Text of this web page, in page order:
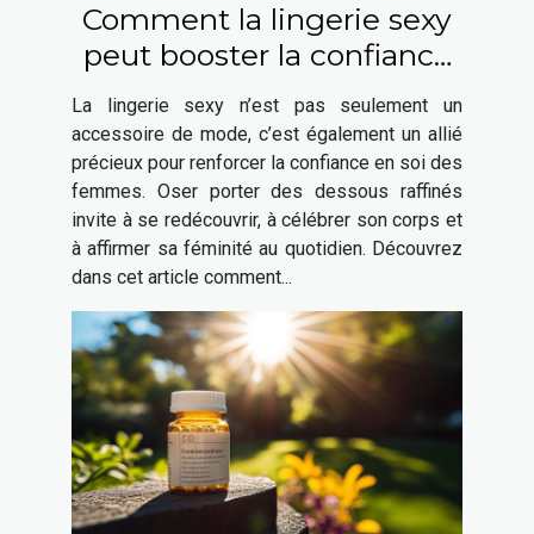
Comment la lingerie sexy
peut booster la confiance
en soi des femmes
La lingerie sexy n’est pas seulement un
accessoire de mode, c’est également un allié
précieux pour renforcer la confiance en soi des
femmes. Oser porter des dessous raffinés
invite à se redécouvrir, à célébrer son corps et
à affirmer sa féminité au quotidien. Découvrez
dans cet article comment...